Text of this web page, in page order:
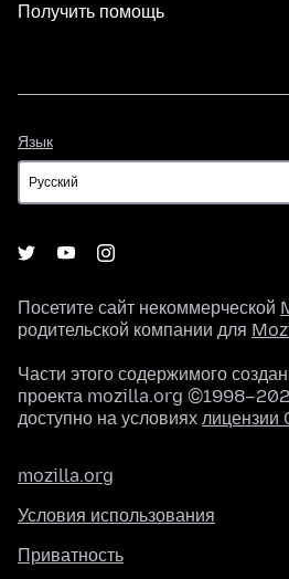
Получить помощь
Язык
Посетите сайт некоммерческой
родительской компании для
Части этого содержимого
проекта mozilla.org
доступно на условиях лицензии
mozilla.org
Условия использования
Приватность